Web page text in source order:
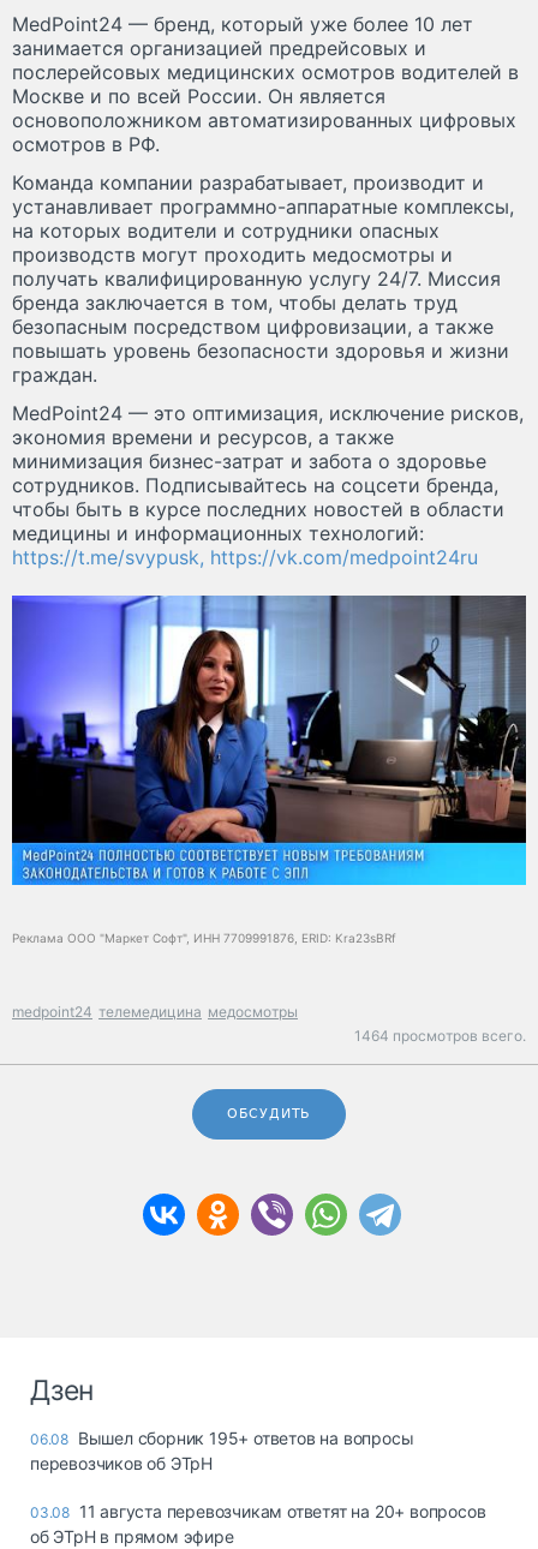
MedPoint24 — бренд, который уже более 10 лет
занимается организацией предрейсовых и
послерейсовых медицинских осмотров водителей в
Москве и по всей России. Он является
основоположником автоматизированных цифровых
осмотров в РФ.
Команда компании разрабатывает, производит и
устанавливает программно-аппаратные комплексы,
на которых водители и сотрудники опасных
производств могут проходить медосмотры и
получать квалифицированную услугу 24/7. Миссия
бренда заключается в том, чтобы делать труд
безопасным посредством цифровизации, а также
повышать уровень безопасности здоровья и жизни
граждан.
MedPoint24 — это оптимизация, исключение рисков,
экономия времени и ресурсов, а также
минимизация бизнес-затрат и забота о здоровье
сотрудников. Подписывайтесь на соцсети бренда,
чтобы быть в курсе последних новостей в области
медицины и информационных технологий:
https://t.me/svypusk, https://vk.com/medpoint24ru
Реклама ООО "Маркет Софт", ИНН 7709991876, ERID: Kra23sBRf
medpoint24 телемедицина медосмотры
1464 просмотров всего.
ОБСУДИТЬ
Дзен
06.08 Вышел сборник 195+ ответов на вопросы
перевозчиков об ЭТрН
03.08 11 августа перевозчикам ответят на 20+ вопросов
об ЭТрН в прямом эфире